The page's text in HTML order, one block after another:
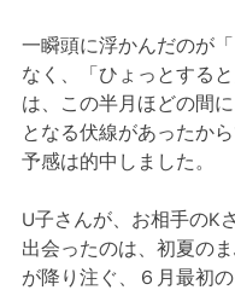
一瞬頭に浮かんだのが
なく、「ひょっとする
は、この半月ほどの間に
となる伏線があったか
予感は的中しました。
U子さんが、お相手のK
出会ったのは、初夏の
が降り注ぐ、６月最初の